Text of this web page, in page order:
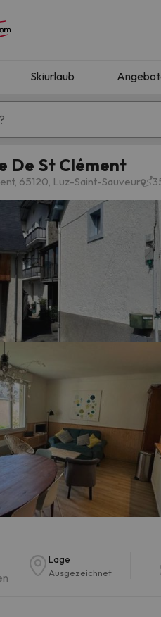
Skiurlaub
Berghotels
keine Ergebnisse gefunden,
als hätte sich unser Sucher
De St Clément
65120, Luz-Saint-Sauveur
Lage
Ausgezeichnet